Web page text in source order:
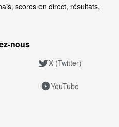
scores en direct, résultats,
X (Twitter)
YouTube